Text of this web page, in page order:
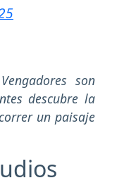
son
descubre la
un paisaje